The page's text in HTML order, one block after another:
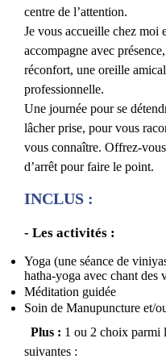
centre de l’attention.
Je vous accueille chez moi
accompagne avec
réconfort, une oreille
professionnelle.
Une journée pour se
lâcher prise, pour vous
vous connaître. Offrez-
d’arrêt pour faire le point.
INCLUS :
- Les activités :
Yoga (une séance de
hatha-yoga avec chant des
Méditation guidée
Soin de Manupuncture et/
Plus : 1 ou 2 choix parmi
suivantes :